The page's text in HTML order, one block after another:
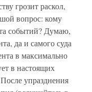
грозит раскол,
вопрос: кому
событий? Думаю,
да и самого суда
в максимально
в настоящих
упразднения